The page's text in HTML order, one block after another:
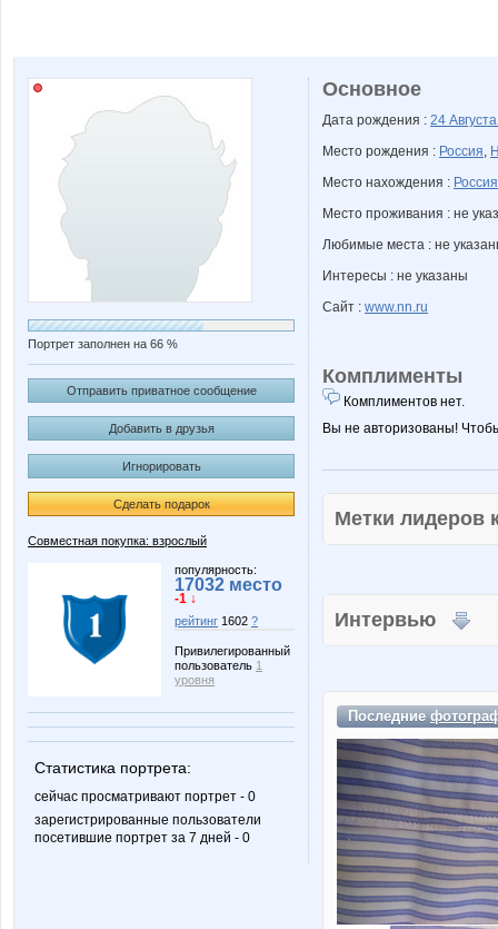
Портрет заполнен на 66 %
Отправить приватное сообщение
Добавить в друзья
Игнорировать
Сделать подарок
Совместная покупка: взрослый
популярность:
17032 место
-1 ↓
рейтинг 1602 ?
Привилегированный
пользователь 1
уровня
Статистика портрета:
сейчас просматривают портрет - 0
зарегистрированные пользователи
посетившие портрет за 7 дней - 0
Основное
Дата рождения : 24
Место рождения : Россия,
Место нахождения : Россия
Место проживания : не
Любимые места : не
Интересы : не указаны
Сайт : www.nn.ru
Комплименты
Комплиментов нет.
Вы не авторизованы!
Метки
Интервью
Последние